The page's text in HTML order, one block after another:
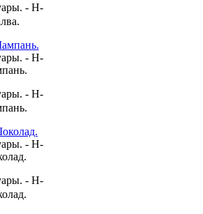
- H-
- H-
- H-
- H-
- H-